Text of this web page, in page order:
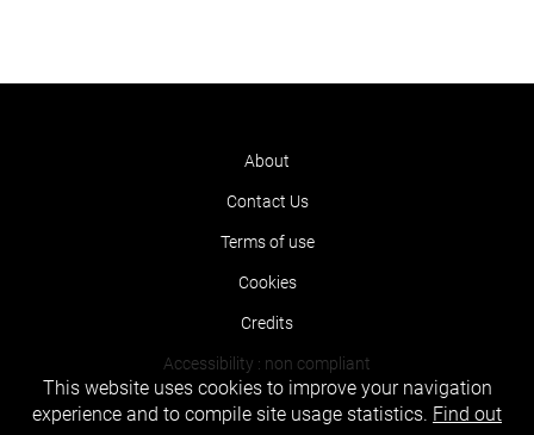
About
Contact Us
Terms of use
Cookies
Credits
Accessibility : non compliant
This website uses cookies to improve your navigation
experience and to compile site usage statistics. Find out